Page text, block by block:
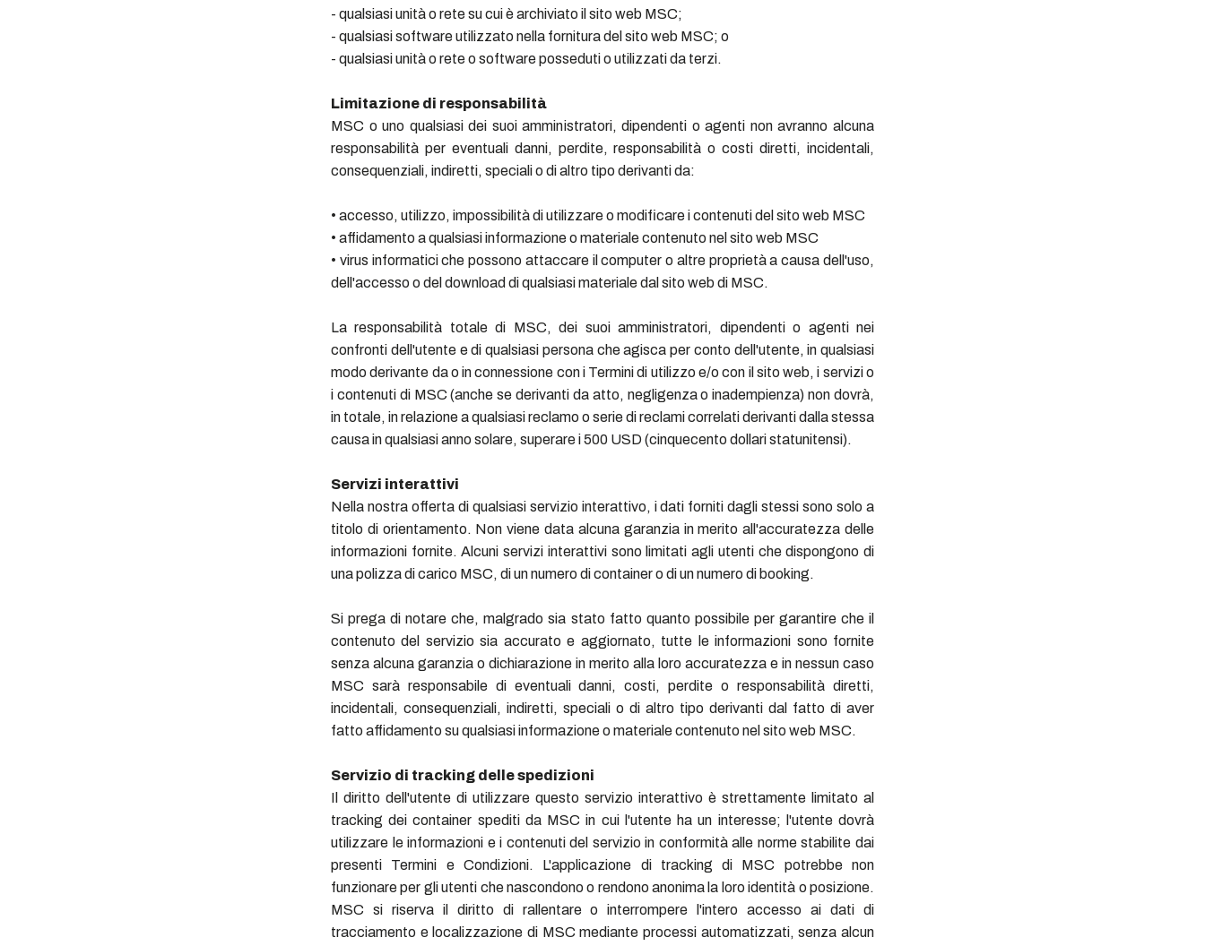
- qualsiasi unità o rete su cui è archiviato il sito web MSC;
- qualsiasi software utilizzato nella fornitura del sito web MSC; o
- qualsiasi unità o rete o software posseduti o utilizzati da terzi.
Limitazione di responsabilità
MSC o uno qualsiasi dei suoi amministratori, dipendenti o agenti non avranno alcuna
responsabilità per eventuali danni, perdite, responsabilità o costi diretti, incidentali,
consequenziali, indiretti, speciali o di altro tipo derivanti da:
• accesso, utilizzo, impossibilità di utilizzare o modificare i contenuti del sito web MSC
• affidamento a qualsiasi informazione o materiale contenuto nel sito web MSC
• virus informatici che possono attaccare il computer o altre proprietà a causa dell'uso,
dell'accesso o del download di qualsiasi materiale dal sito web di MSC.
La responsabilità totale di MSC, dei suoi amministratori, dipendenti o agenti nei
confronti dell'utente e di qualsiasi persona che agisca per conto dell'utente, in qualsiasi
modo derivante da o in connessione con i Termini di utilizzo e/o con il sito web, i servizi o
i contenuti di MSC (anche se derivanti da atto, negligenza o inadempienza) non dovrà,
in totale, in relazione a qualsiasi reclamo o serie di reclami correlati derivanti dalla stessa
causa in qualsiasi anno solare, superare i 500 USD (cinquecento dollari statunitensi).
Servizi interattivi
Nella nostra offerta di qualsiasi servizio interattivo, i dati forniti dagli stessi sono solo a
titolo di orientamento. Non viene data alcuna garanzia in merito all'accuratezza delle
informazioni fornite. Alcuni servizi interattivi sono limitati agli utenti che dispongono di
una polizza di carico MSC, di un numero di container o di un numero di booking.
Si prega di notare che, malgrado sia stato fatto quanto possibile per garantire che il
contenuto del servizio sia accurato e aggiornato, tutte le informazioni sono fornite
senza alcuna garanzia o dichiarazione in merito alla loro accuratezza e in nessun caso
MSC sarà responsabile di eventuali danni, costi, perdite o responsabilità diretti,
incidentali, consequenziali, indiretti, speciali o di altro tipo derivanti dal fatto di aver
fatto affidamento su qualsiasi informazione o materiale contenuto nel sito web MSC.
Servizio di tracking delle spedizioni
Il diritto dell'utente di utilizzare questo servizio interattivo è strettamente limitato al
tracking dei container spediti da MSC in cui l'utente ha un interesse; l'utente dovrà
utilizzare le informazioni e i contenuti del servizio in conformità alle norme stabilite dai
presenti Termini e Condizioni. L'applicazione di tracking di MSC potrebbe non
funzionare per gli utenti che nascondono o rendono anonima la loro identità o posizione.
MSC si riserva il diritto di rallentare o interrompere l'intero accesso ai dati di
tracciamento e localizzazione di MSC mediante processi automatizzati, senza alcun